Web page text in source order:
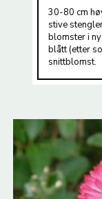
30-80 cm
stive
blomster i
blått (etter
snittblomst.